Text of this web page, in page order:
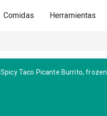
Comidas Herramientas
Spicy Taco Picante Burrito, frozen